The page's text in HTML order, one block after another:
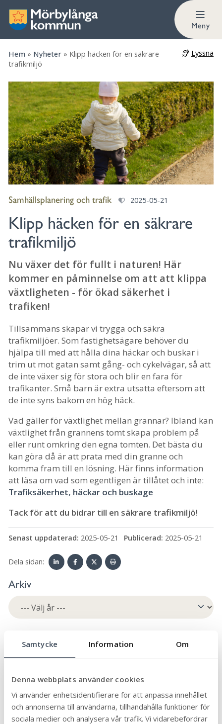
Samtycke Information Om
Denna webbplats använder cookies
Vi använder enhetsidentifierare för att anpassa innehållet
och annonserna till användarna, tillhandahålla funktioner för
sociala medier och analysera vår trafik. Vi vidarebefordrar
Meny
Hem » Nyheter » Klipp häcken för en säkrare
trafikmiljö
Lyssna
Samhällsplanering och trafik 2025-05-21
Klipp häcken för en säkrare
trafikmiljö
Nu växer det för fullt i naturen! Här
kommer en påminnelse om att att klippa
växtligheten - för ökad säkerhet i
trafiken!
Tillsammans skapar vi trygga och säkra
trafikmiljöer. Som fastighetsägare behöver du
hjälpa till med att hålla dina häckar och buskar i
trim ut mot gatan samt gång- och cykelvägar, så att
de inte växer sig för stora och blir en fara för
trafikanter. Små barn är extra utsatta eftersom att
de inte syns bakom en hög häck.
Vad gäller för växtlighet mellan grannar? Ibland kan
växtlighet från grannens tomt skapa problem på
eller runt omkring den egna tomten. Det bästa du
kan göra då är att prata med din granne och
komma fram till en lösning. Här finns information
att läsa om vad som egentligen är tillåtet och inte:
Trafiksäkerhet, häckar och buskage
Tack för att du bidrar till en säkrare trafikmiljö!
Senast uppdaterad: 2025-05-21 Publicerad: 2025-05-21
Dela sidan:
Arkiv
Arbete och praktik
Biblioteken 12
Bygga, bo och miljö 46